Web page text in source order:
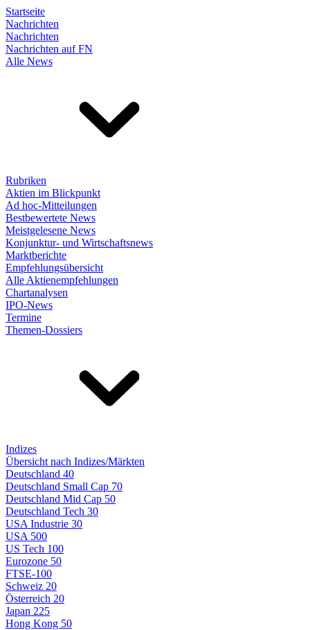
Startseite
Nachrichten
Nachrichten
Nachrichten auf FN
Alle News
Rubriken
Aktien im Blickpunkt
Ad hoc-Mitteilungen
Bestbewertete News
Meistgelesene News
Konjunktur- und Wirtschaftsnews
Marktberichte
Empfehlungsübersicht
Alle Aktienempfehlungen
Chartanalysen
IPO-News
Termine
Themen-Dossiers
Indizes
Übersicht nach Indizes/Märkten
Deutschland 40
Deutschland Small Cap 70
Deutschland Mid Cap 50
Deutschland Tech 30
USA Industrie 30
USA 500
US Tech 100
Eurozone 50
FTSE-100
Schweiz 20
Österreich 20
Japan 225
Hong Kong 50